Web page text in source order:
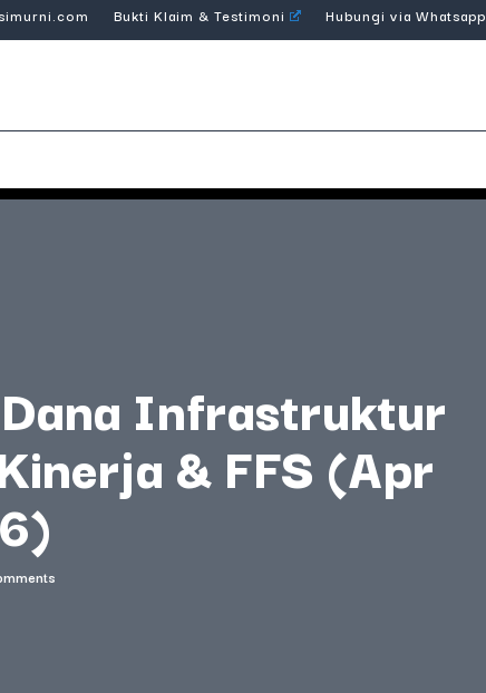
Bukti Klaim & Testimoni Hubungi via Whatsapp
Infrastruktur
& FFS (Apr